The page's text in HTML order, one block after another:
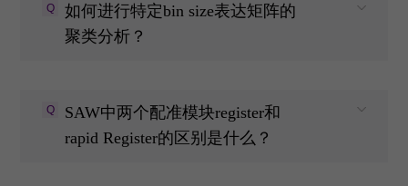
Q
如何进行特定bin size表达矩阵的
聚类分析？
Q
SAW中两个配准模块register和
rapid Register的区别是什么？